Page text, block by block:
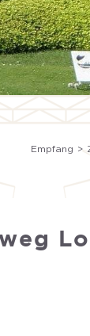
Empfang